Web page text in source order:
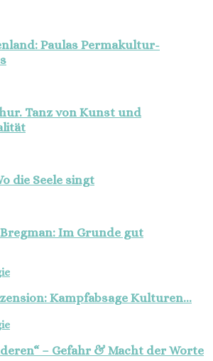
Paulas Permakultur-
Tanz von Kunst und
die Seele singt
Im Grunde gut
Kampfabsage Kulturen…
– Gefahr & Macht der Worte